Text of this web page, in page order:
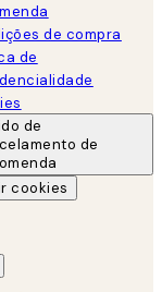
de compra
de
de
de
cookies